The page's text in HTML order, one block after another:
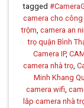
tagged
camera cho công
trộm, camera an
trọ quận Bình
Camera IP,
camera nhà trọ,
Minh Khang
camera wifi,
lắp camera nhà